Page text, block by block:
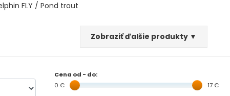
FLY / Pond trout
Zobraziť ďalšie produkty ▼
Cena od - do:
0 €
17 €